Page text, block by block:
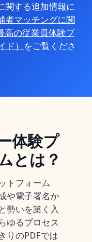
関する追加情報に
者マッチングに関
高の従業員体験プ
） をご覧くださ
体験プ
とは？
トフォーム
や電子署名か
勢いを築く入
ゆるプロセス
りのPDFでは